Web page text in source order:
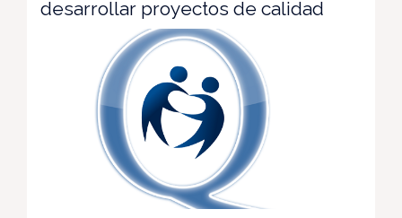
desarrollar proyectos de calidad